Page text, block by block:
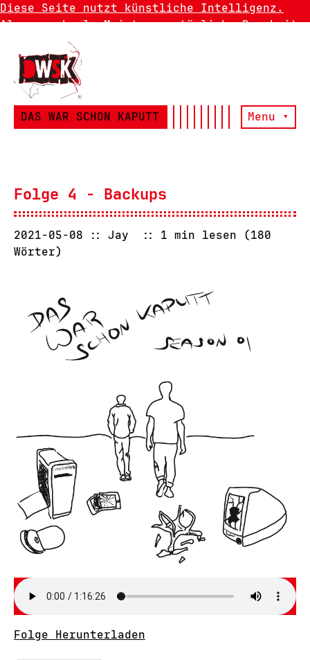
Diese Seite nutzt künstliche Intelligenz.
Also manchmal. Meistens natürliche Dummheit.
DAS WAR SCHON KAPUTT Menu ▾
Folge 4 - Backups
2021-05-08 Jay
1 min lesen (180
Wörter)
Folge Herunterladen